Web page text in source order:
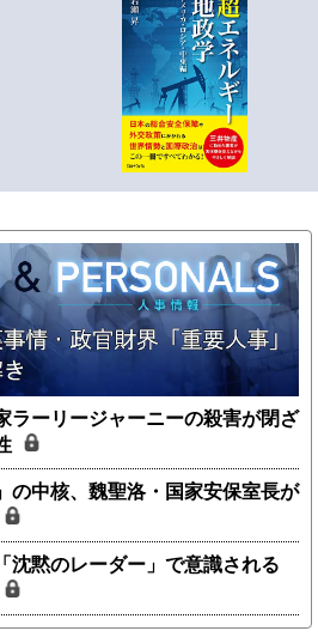
ラーリージャーニーの殺害が閉ざ
の中核、魏聖洛・国家安保室長が
沈黙のレーダー」で意識される